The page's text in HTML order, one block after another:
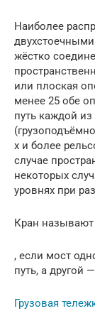
Наиболее
жёстко
или плоская
менее 25 обе
путь каждой
х и более
случае
некоторых
уровнях при
Кран называют
, если мост
путь, а другой
Грузовая